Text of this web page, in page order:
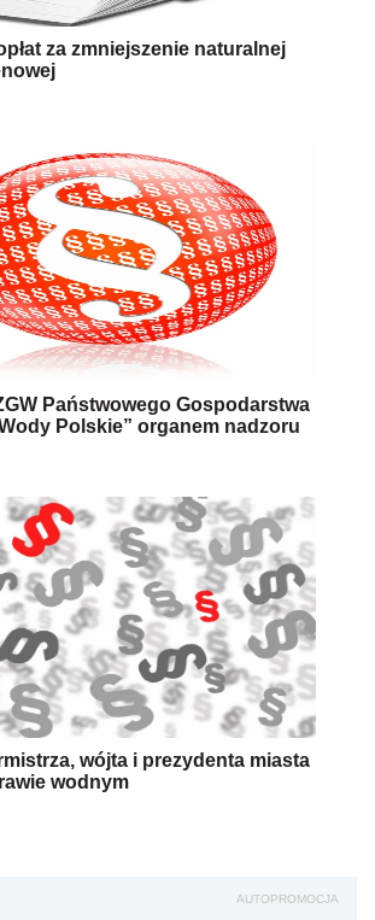
za zmniejszenie naturalnej
Państwowego Gospodarstwa
Polskie” organem nadzoru
wójta i prezydenta miasta
wodnym
AUTOPROMOCJA